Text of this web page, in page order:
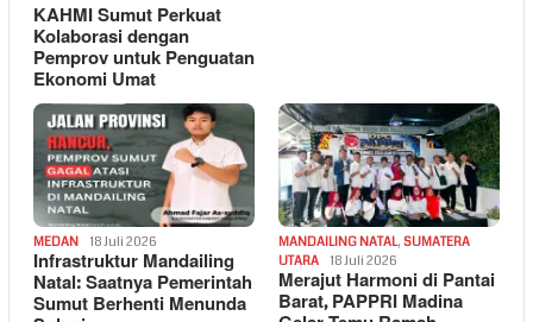
KAHMI Sumut Perkuat
Kolaborasi dengan
Pemprov untuk Penguatan
Ekonomi Umat
MEDAN 18 Juli 2026
Infrastruktur Mandailing
Natal: Saatnya Pemerintah
Sumut Berhenti Menunda
MANDAILING NATAL, SUMATERA
UTARA
18 Juli 2026
Merajut Harmoni di Pantai
Barat, PAPPRI Madina